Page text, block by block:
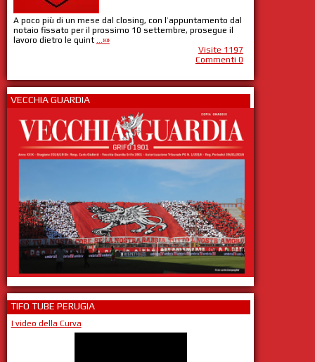
A poco più di un mese dal closing, con l’appuntamento dal
notaio fissato per il prossimo 10 settembre, prosegue il
lavoro dietro le quint ...»»
Visite 1197
Commenti 0
VECCHIA GUARDIA
TIFO TUBE PERUGIA
I video della Curva